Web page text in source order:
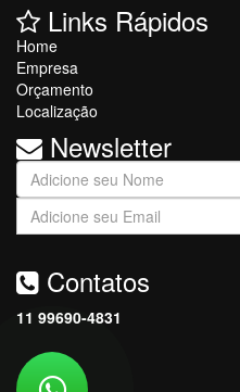
Links Rápidos
Home
Empresa
Orçamento
Localização
Newsletter
Contatos
11 99690-4831